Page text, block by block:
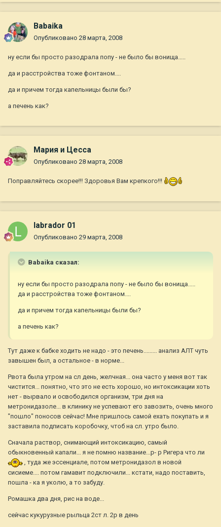
Babaika
Опубликовано 28 марта, 2008
ну если бы просто разодрала попу - не было бы вонища.....
да и расстройства тоже фонтаном....
да и причем тогда капельницы были бы?
а печень как?
Мария и Цесса
Опубликовано 28 марта, 2008
Поправляйтесь скорее!!! Здоровья Вам крепкого!!!
labrador 01
Опубликовано 29 марта, 2008
Babaika сказал:
ну если бы просто разодрала попу - не было бы вонища.....
да и расстройства тоже фонтаном....
да и причем тогда капельницы были бы?
а печень как?
Тут даже к бабке ходить не надо - это печень......... анализ АЛТ чуть
завышен был, а остальное - в норме...
Рвота была утром на сл день, желчная... она часто у меня вот так
чистится... понятно, что это не есть хорошо, но интоксикации хоть
нет - вырвало и освободился организм, три дня на
метронидазоле... в клинику не успевают его завозить, очень много
"пошло" поносов сейчас! Мне пришлось самой ехать покупать и я
заставила подписать коробочку, чтоб на сл. утро было.
Сначала раствор, снимающий интоксикацию, самый
обыкновенный капали... я не помню название...р- р Ригера что ли
, туда же эссенциале, потом метронидазол в новой
сисиеме.... потом гамавит подключили... кстати, надо поставить,
пошла - ка я уколю, а то забуду.
Ромашка два дня, рис на воде...
сейчас кукурузные рыльца 2ст л. 2р в день